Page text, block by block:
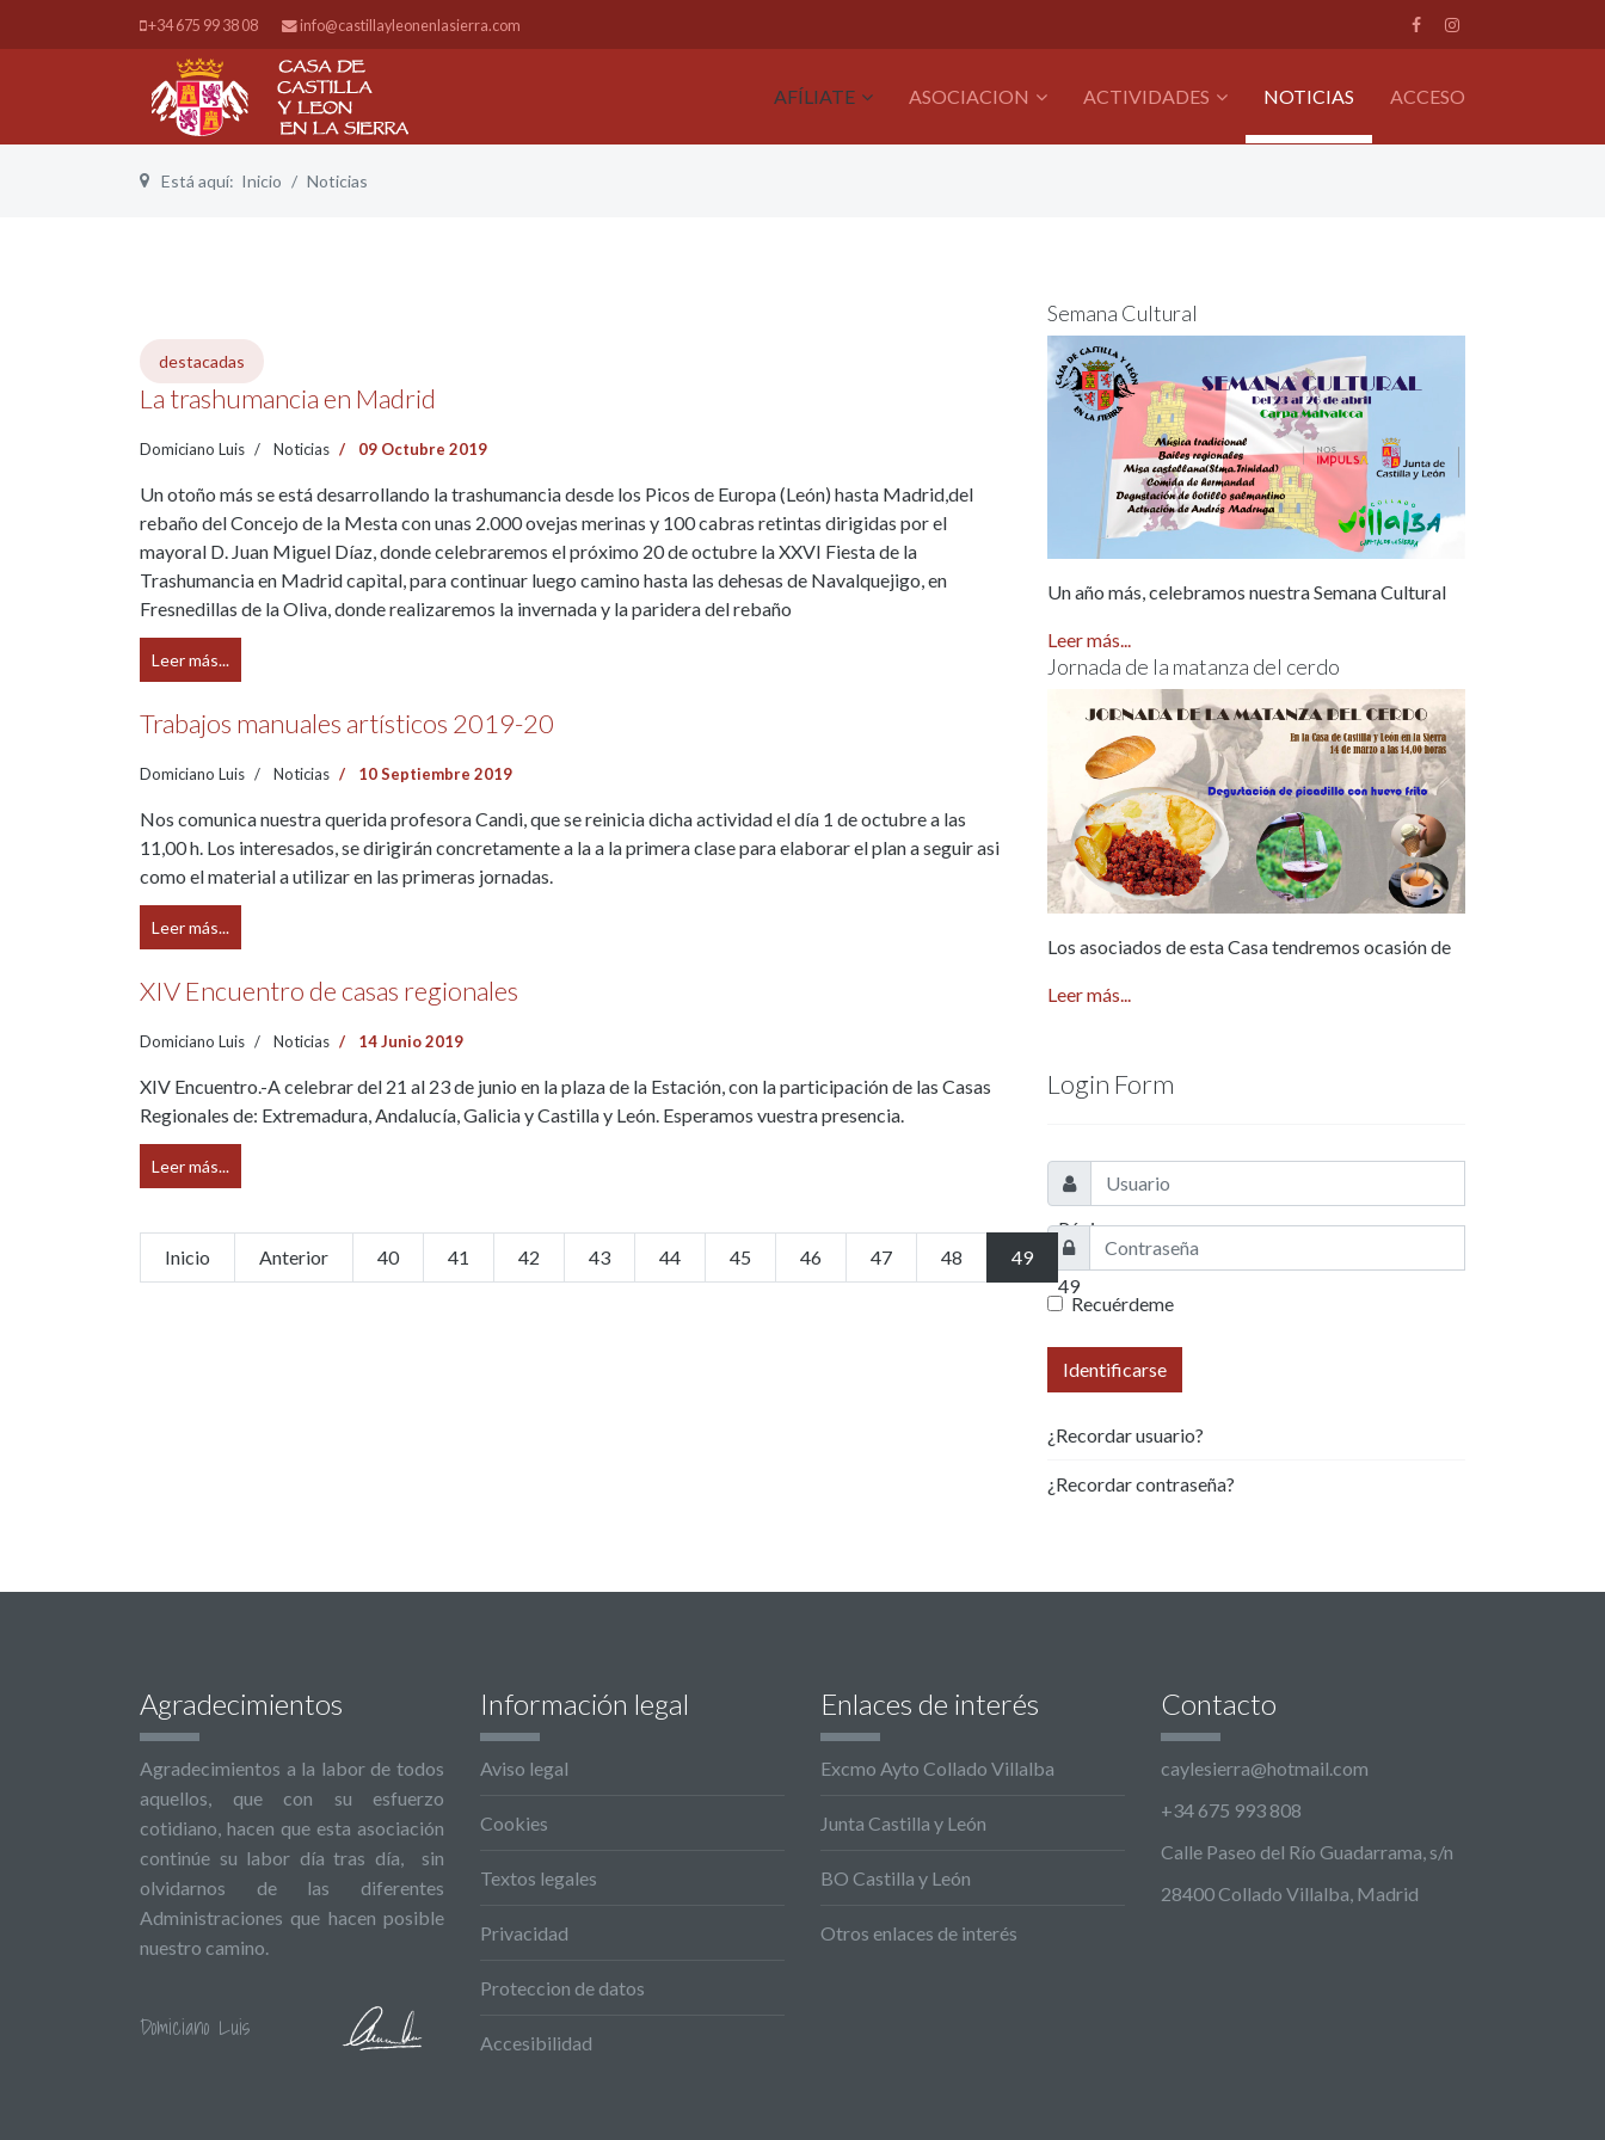
+34 675 99 38 08 info@castillayleonenlasierra.com
AFÍLIATE ASOCIACION ACTIVIDADES NOTICIAS ACCESO
Está aquí: Inicio Noticias
destacadas
La trashumancia en Madrid
Domiciano Luis Noticias 09 Octubre 2019
Un otoño más se está desarrollando la trashumancia desde los Picos de Europa (León) hasta Madrid,del
rebaño del Concejo de la Mesta con unas 2.000 ovejas merinas y 100 cabras retintas dirigidas por el
mayoral D. Juan Miguel Díaz, donde celebraremos el próximo 20 de octubre la XXVI Fiesta de la
Trashumancia en Madrid capìtal, para continuar luego camino hasta las dehesas de Navalquejigo, en
Fresnedillas de la Oliva, donde realizaremos la invernada y la paridera del rebaño
Leer más...
Trabajos manuales artísticos 2019-20
Domiciano Luis Noticias 10 Septiembre 2019
Nos comunica nuestra querida profesora Candi, que se reinicia dicha actividad el día 1 de octubre a las
11,00 h. Los interesados, se dirigirán concretamente a la a la primera clase para elaborar el plan a seguir asi
como el material a utilizar en las primeras jornadas.
Leer más...
XIV Encuentro de casas regionales
Domiciano Luis Noticias 14 Junio 2019
XIV Encuentro.-A celebrar del 21 al 23 de junio en la plaza de la Estación, con la participación de las Casas
Regionales de: Extremadura, Andalucía, Galicia y Castilla y León. Esperamos vuestra presencia.
Leer más...
Inicio Anterior 40 41 42 43 44 45 46 47 48 49
Página
49 de
49
Semana Cultural
Un año más, celebramos nuestra Semana Cultural
Leer más...
Jornada de la matanza del cerdo
Los asociados de esta Casa tendremos ocasión de
Leer más...
Login Form
Recuérdeme
Identificarse
¿Recordar usuario?
¿Recordar contraseña?
Agradecimientos
Agradecimientos a la labor de todos
aquellos, que con su esfuerzo
cotidiano, hacen que esta asociación
continúe su labor día tras día, sin
olvidarnos de las diferentes
Administraciones que hacen posible
nuestro camino.
Domiciano Luis
Información legal
Aviso legal
Cookies
Textos legales
Privacidad
Proteccion de datos
Accesibilidad
Enlaces de interés
Excmo Ayto Collado Villalba
Junta Castilla y León
BO Castilla y León
Otros enlaces de interés
Contacto
caylesierra@hotmail.com
+34 675 993 808
Calle Paseo del Río Guadarrama, s/n
28400 Collado Villalba, Madrid